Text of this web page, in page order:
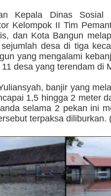
Kepala Dinas
Kelompok II Tim
dan Kota Bangun
desa di tiga
yang mengalami
desa yang terendam di
banjir yang
1,5 hingga 2 meter
selama 2 pekan ini
terpaksa diliburkan.